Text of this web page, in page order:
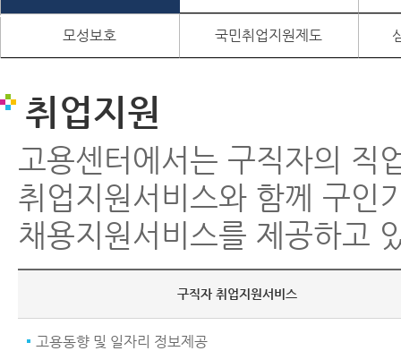
모성보호 국민취업지원제도
취업지원
고용센터에서는 구직자의 직
취업지원서비스와 함께 구인
채용지원서비스를 제공하고
구직자 취업지원서비스
고용동향 및 일자리 정보제공